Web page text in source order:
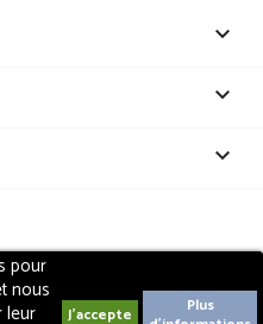
pour
nous
leur
Plus



Discount
EasyConceptTM